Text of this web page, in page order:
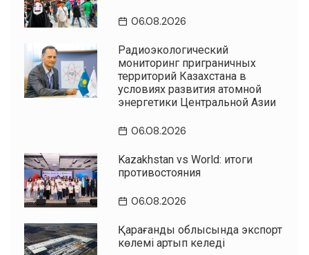
06.08.2026
Радиоэкологический
мониторинг приграничных
территорий Казахстана в
условиях развития атомной
энергетики Центральной Азии
06.08.2026
Kazakhstan vs World: итоги
противостояния
06.08.2026
Қарағанды облысында экспорт
көлемі артып келеді